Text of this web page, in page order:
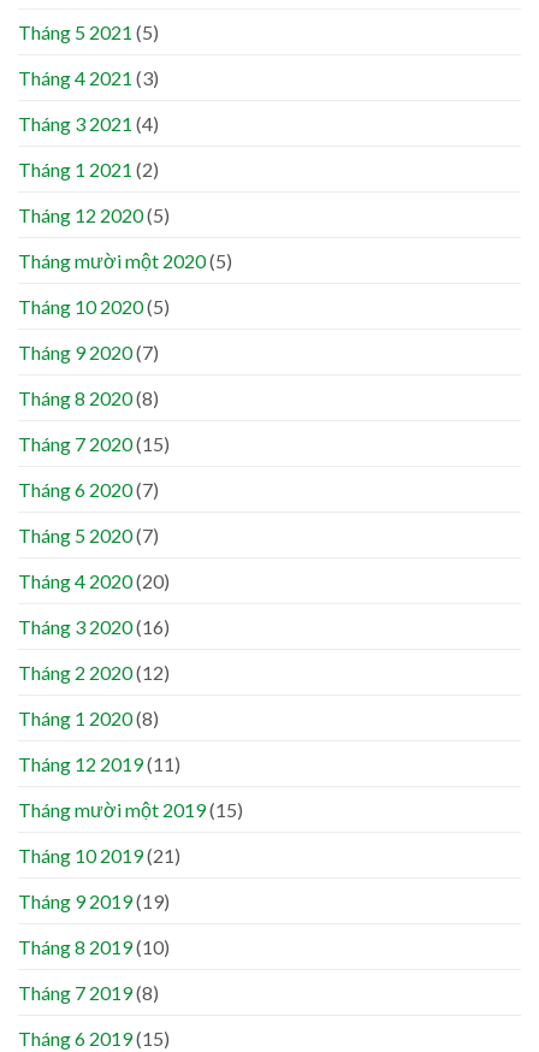
Tháng 5 2021 (5)
Tháng 4 2021 (3)
Tháng 3 2021 (4)
Tháng 1 2021 (2)
Tháng 12 2020(5)
Tháng mười một 2020(5)
Tháng 10 2020(5)
Tháng 9 2020(7)
Tháng 8 2020(8)
Tháng 7 2020(15)
Tháng 6 2020(7)
Tháng 5 2020(7)
Tháng 4 2020(20)
Tháng 3 2020(16)
Tháng 2 2020(12)
Tháng 1 2020(8)
Tháng 12 2019(11)
Tháng mười một 2019(15)
Tháng 10 2019(21)
Tháng 9 2019(19)
Tháng 8 2019(10)
Tháng 7 2019(8)
Tháng 6 2019(15)